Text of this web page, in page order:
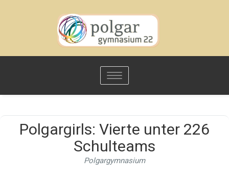
Toggle
navigation
Polgargirls: Vierte unter 226
Schulteams
Polgargymnasium